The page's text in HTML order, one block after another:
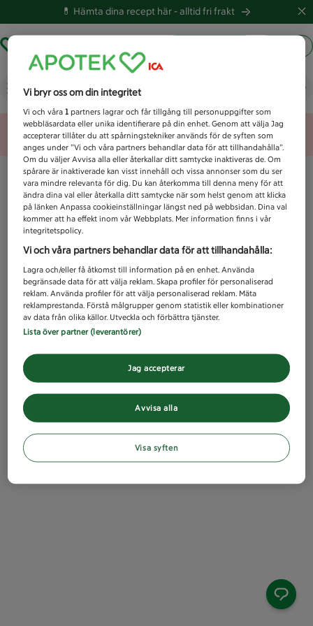
💊 Hämta dina recept här -alltid fri frakt
Vad letar du efter idag?
Unknown error
Vi bryr oss om din integritet
Vi och våra1 partners lagrar och får tillgång till personuppgifter som
webbläsardata eller unika identifierare på din enhet. Genom att välja Jag
accepterar tillåter du att spårningstekniker används för de syften som
anges under ”Vi och våra partners behandlar data för att tillhandahålla”.
Om du väljer Avvisa alla eller återkallar ditt samtycke inaktiveras de. Om
spårare är inaktiverade kan visst innehåll och vissa annonser som du ser
vara mindre relevanta för dig. Du kan återkomma till denna meny för att
ändra dina val eller återkalla ditt samtycke när som helst genom att klicka
på länken Anpassa cookieinställningar längst ned på webbsidan. Dina val
kommer att ha effekt inom vår Webbplats. Mer information finns i vår
integritetspolicy.
Vi och våra partners behandlar data för att tillhandahålla:
Lagra och/eller få åtkomst till information på en enhet. Använda
begränsade data för att välja reklam. Skapa profiler för personaliserad
reklam. Använda profiler för att välja personaliserad reklam. Mäta
reklamprestanda. Förstå målgrupper genom statistik eller kombinationer
av data från olika källor. Utveckla och förbättra tjänster.
Lista över partner (leverantörer)
Avvisa alla
Jag accepterar
Visa syften